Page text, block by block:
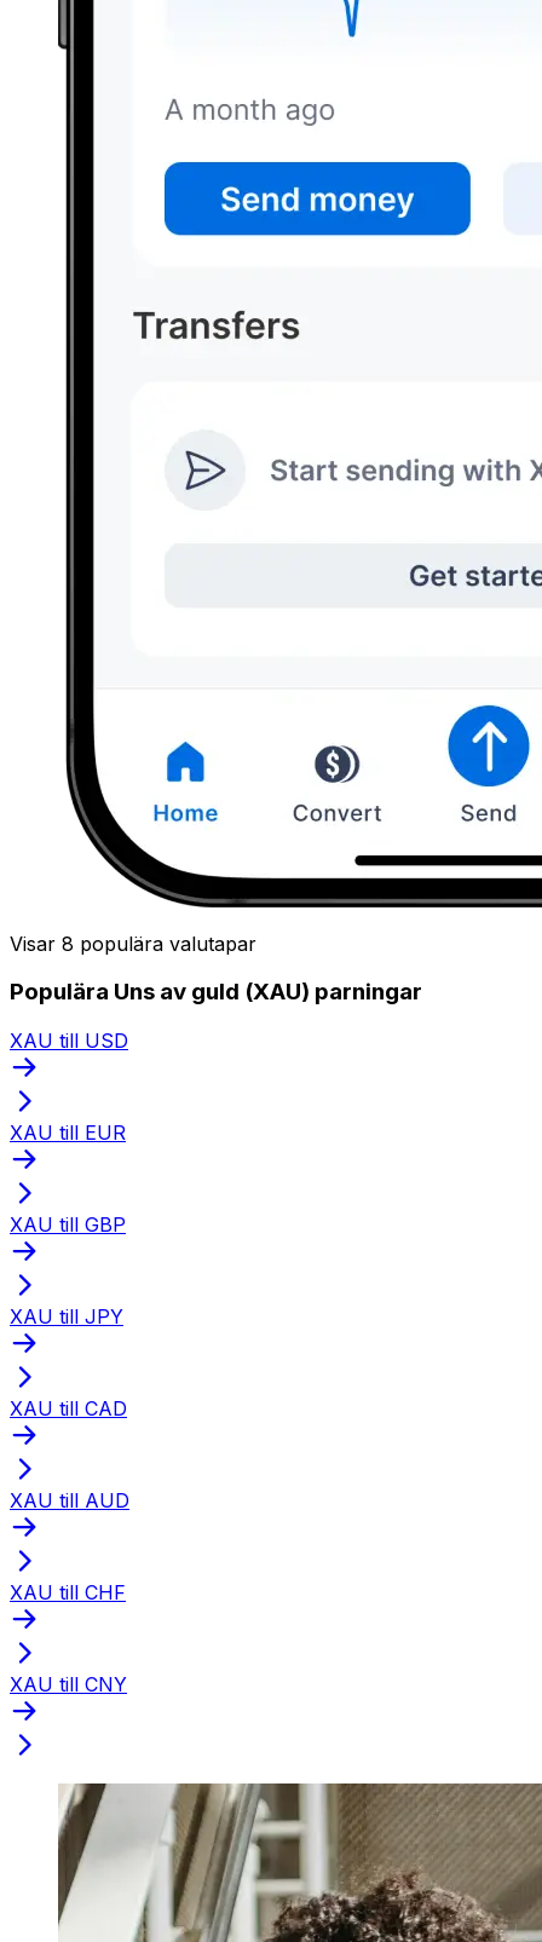
Visar 8 populära valutapar
Populära Uns av guld (XAU) parningar
XAU till USD
XAU till EUR
XAU till GBP
XAU till JPY
XAU till CAD
XAU till AUD
XAU till CHF
XAU till CNY